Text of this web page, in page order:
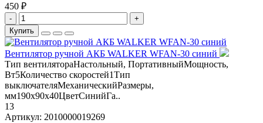
450 ₽
-
+
Купить
Вентилятор ручной АКБ WALKER WFAN-30 синий
Тип вентилятораНастольный, ПортативныйМощность,
Вт5Количество скоростей1Тип
выключателяМеханическийРазмеры,
мм190х90х40ЦветСинийГа..
13
Артикул: 2010000019269